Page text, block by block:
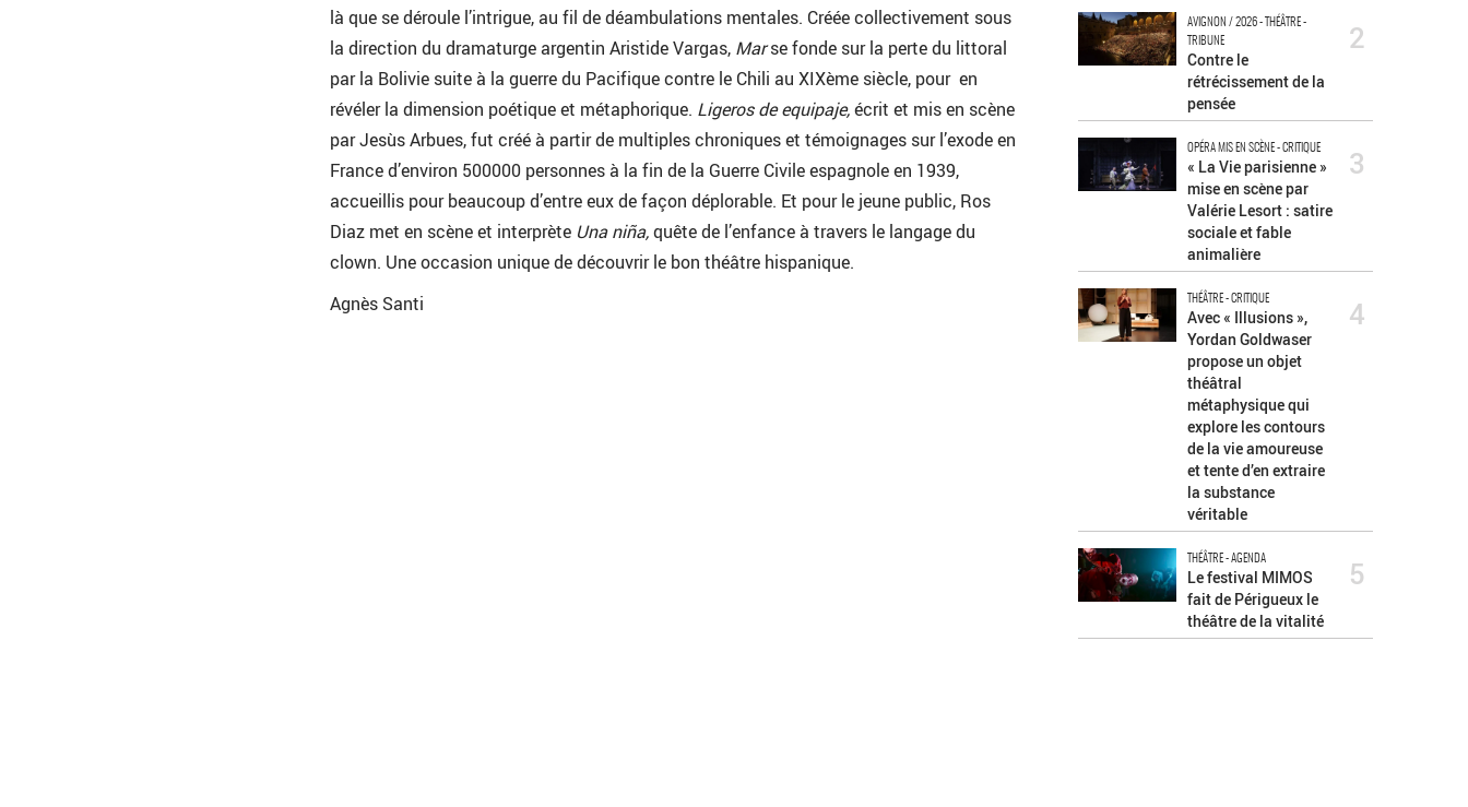
là que se déroule l’intrigue, au fil de déambulations mentales. Créée collectivement sous
la direction du dramaturge argentin Aristide Vargas, Marse fonde sur la perte du littoral
par la Bolivie suite à la guerre du Pacifique contre le Chili au XIXème siècle, pour en
révéler la dimension poétique et métaphorique. Ligeros de equipaje,écrit et mis en scène
par Jesùs Arbues, fut créé à partir de multiples chroniques et témoignages sur l’exode en
France d’environ 500000 personnes à la fin de la Guerre Civile espagnole en 1939,
accueillis pour beaucoup d’entre eux de façon déplorable. Et pour le jeune public, Ros
Diaz met en scène et interprète Una niña,quête de l’enfance à travers le langage du
clown. Une occasion unique de découvrir le bon théâtre hispanique.
Agnès Santi
AVIGNON / 2026 - THÉÂTRE -
TRIBUNE
Contre le
rétrécissement de la
pensée
2
OPÉRA MIS EN SCÈNE - CRITIQUE
« La Vie parisienne »
mise en scène par
Valérie Lesort : satire
sociale et fable
animalière
3
THÉÂTRE - CRITIQUE
Avec « Illusions »,
Yordan Goldwaser
propose un objet
théâtral
métaphysique qui
explore les contours
de la vie amoureuse
et tente d’en extraire
la substance
véritable
4
THÉÂTRE - AGENDA
Le festival MIMOS
fait de Périgueux le
théâtre de la vitalité
5